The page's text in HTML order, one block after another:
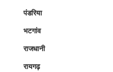
पंडरिया
भटगांव
राजधानी
रायगढ़